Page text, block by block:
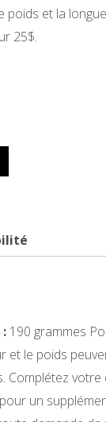
et la
25$.
190 grammes
et le poids
votre
un